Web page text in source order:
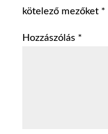
kötelező mezőket *
Hozzászólás *